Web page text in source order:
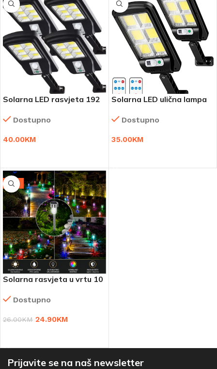
Solarna LED rasvjeta 192
Dostupno
40.00KM
Solarna LED ulična lampa
Dostupno
35.00KM
-4%
Solarna rasvjeta u vrtu 10
Dostupno
26.00KM 24.90KM
Prijavite se na naš newsletter